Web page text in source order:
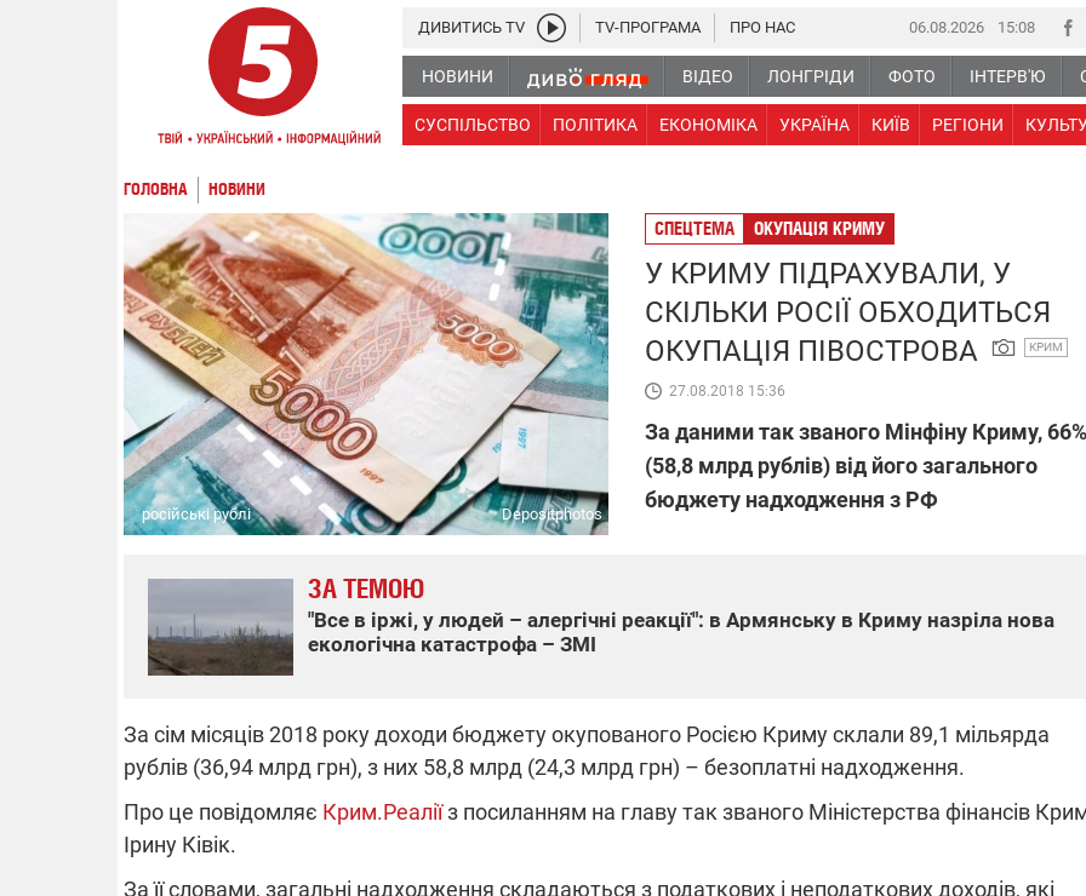
06.08.2026 15 08
НОВИНИ ВІДЕО ЛОНГРІДИ ФОТО ІНТЕРВ'Ю
СУСПІЛЬСТВО ПОЛІТИКА ЕКОНОМІКА УКРАЇНА КИЇВ РЕГІОНИ
ДИВИТИСЬ TV TV-ПРОГРАМА ПРО НАС
ГОЛОВНА НОВИНИ
російські рублі Depositphotos
СПЕЦТЕМА ОКУПАЦІЯ КРИМУ
У КРИМУ ПІДРАХУВАЛИ, У
СКІЛЬКИ РОСІЇ ОБХОДИТЬСЯ
ОКУПАЦІЯ ПІВОСТРОВА
КРИМ
27.08.2018 15:36
За даними так званого Мінфіну Криму, 66%
(58,8 млрд рублів) від його загального
бюджету надходження з РФ
ЗА ТЕМОЮ
"Все в іржі, у людей – алергічні реакції": в Армянську в Криму назріла нова
екологічна катастрофа – ЗМІ
За сім місяців 2018 року доходи бюджету окупованого Росією Криму склали 89,1 мільярда
рублів (36,94 млрд грн), з них 58,8 млрд (24,3 млрд грн) – безоплатні надходження.
Про це повідомляє Крим.Реаліїз посиланням на главу так званого Міністерства фінансів
Ірину Ківік.
За її словами, загальні надходження складаються з податкових і неподаткових доходів, які
ВІДКЛЮЧЕННЯ СВІТЛА В УКРАЇНІ
областях залишається без світла після
російських обстрілів
Готуйте павербанки: через аномальну
графіки відключень – подробиці
ПЛІВКИ МІНДІЧА: СПРАВА
взялося за колишнього
директора Енергоатому
З колишнього віцепрем'єра
браслет стеження